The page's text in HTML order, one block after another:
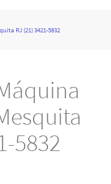
RJ (21) 3421-5832
5832